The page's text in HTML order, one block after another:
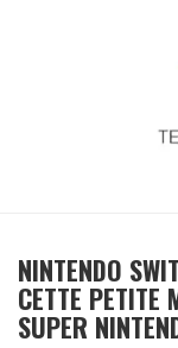
NINTENDO
CETTE PETITE
SUPER